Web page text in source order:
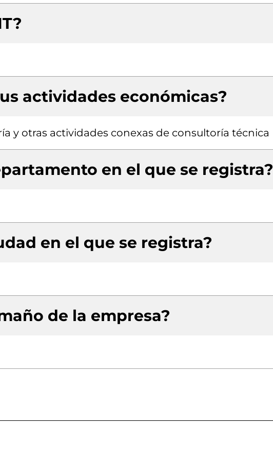
actividades económicas?
y otras actividades conexas de consultoría técnica
en el que se registra?
en el que se registra?
de la empresa?